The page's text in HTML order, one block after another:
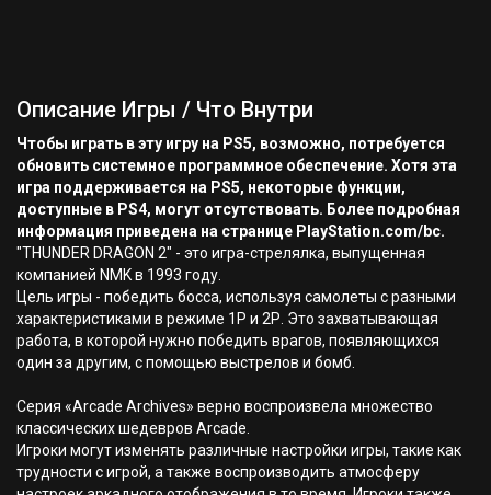
Описание Игры / Что Внутри
Чтобы играть в эту игру на PS5, возможно, потребуется
обновить системное программное обеспечение. Хотя эта
игра поддерживается на PS5, некоторые функции,
доступные в PS4, могут отсутствовать. Более подробная
информация приведена на странице PlayStation.com/bc.
"THUNDER DRAGON 2" - это игра-стрелялка, выпущенная
компанией NMK в 1993 году.
Цель игры - победить босса, используя самолеты с разными
характеристиками в режиме 1Р и 2Р. Это захватывающая
работа, в которой нужно победить врагов, появляющихся
один за другим, с помощью выстрелов и бомб.
Серия «Arcade Archives» верно воспроизвела множество
классических шедевров Arcade.
Игроки могут изменять различные настройки игры, такие как
трудности с игрой, а также воспроизводить атмосферу